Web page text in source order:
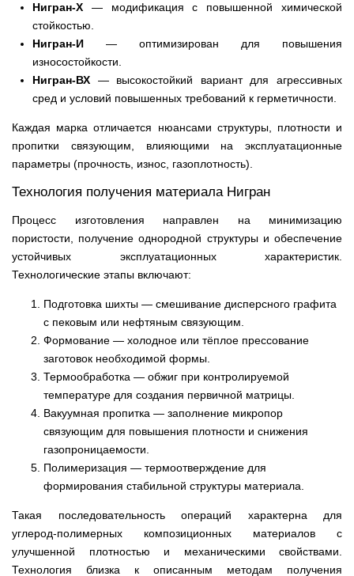
Нигран‑Х — модификация с повышенной химической
стойкостью.
Нигран‑И — оптимизирован для повышения
износостойкости.
Нигран‑ВХ — высокостойкий вариант для агрессивных
сред и условий повышенных требований к герметичности.
Каждая марка отличается нюансами структуры, плотности и
пропитки связующим, влияющими на эксплуатационные
параметры (прочность, износ, газоплотность).
Технология получения материала Нигран
Процесс изготовления направлен на минимизацию
пористости, получение однородной структуры и обеспечение
устойчивых эксплуатационных характеристик.
Технологические этапы включают:
Подготовка шихты — смешивание дисперсного графита
с пековым или нефтяным связующим.
Формование — холодное или тёплое прессование
заготовок необходимой формы.
Термообработка — обжиг при контролируемой
температуре для создания первичной матрицы.
Вакуумная пропитка — заполнение микропор
связующим для повышения плотности и снижения
газопроницаемости.
Полимеризация — термоотверждение для
формирования стабильной структуры материала.
Такая последовательность операций характерна для
углерод‑полимерных композиционных материалов с
улучшенной плотностью и механическими свойствами.
Технология близка к описанным методам получения